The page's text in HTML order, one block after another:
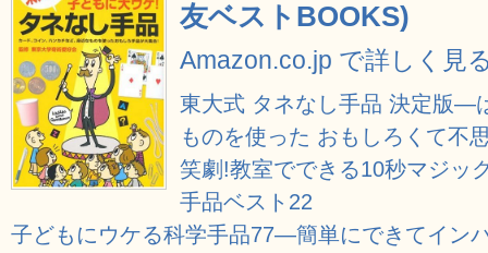
友ベストBOOKS)
Amazon.co.jp で詳しく見
東大式 タネなし手品 決定版―
ものを使った おもしろくて不
笑劇!教室でできる10秒マジッ
手品ベスト22
子どもにウケる科学手品77―簡単にできてイン